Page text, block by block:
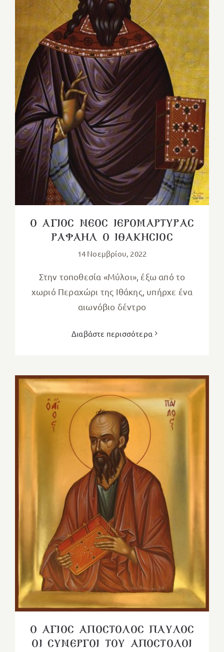
Ο ΑΓΙΟΣ ΝΕΟΣ ΙΕΡΟΜΑΡΤΥΡΑΣ
ΡΑΦΑΗΛ Ο ΙΘΑΚΗΣΙΟΣ
14 Νοεμβρίου, 2022
Στην τοποθεσία «Μύλοι», έξω από το
χωριό Περαχώρι της Ιθάκης, υπήρχε ένα
αιωνόβιο δέντρο
Διαβάστε περισσότερα
Ο ΑΓΙΟΣ ΑΠΟΣΤΟΛΟΣ ΠΑΥΛΟΣ
ΟΙ ΣΥΝΕΡΓΟΙ ΤΟΥ ΑΠΟΣΤΟΛΟΙ